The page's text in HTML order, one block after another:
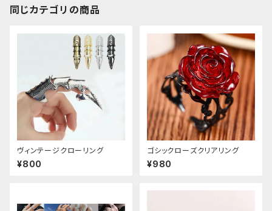
同じカテゴリの商品
ヴィンテージクローリング
¥800
ゴシックローズクリアリング
¥980